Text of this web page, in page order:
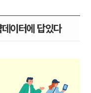
이터에 답있다